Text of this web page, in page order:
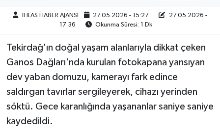
İHLAS HABER AJANSI 27.05.2026 - 15:27
27.05.2026 -
17:36
Okunma Süresi: 1 Dk
Tekirdağ'ın doğal yaşam alanlarıyla dikkat çeken
Ganos Dağları'nda kurulan fotokapana yansıyan
dev yaban domuzu, kamerayı fark edince
saldırgan tavırlar sergileyerek, cihazı yerinden
söktü. Gece karanlığında yaşananlar saniye saniye
kaydedildi.